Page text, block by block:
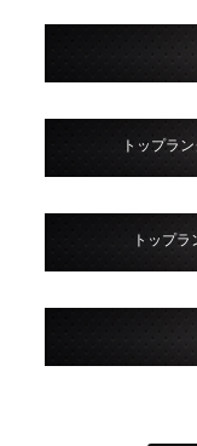
トップラ
トップ